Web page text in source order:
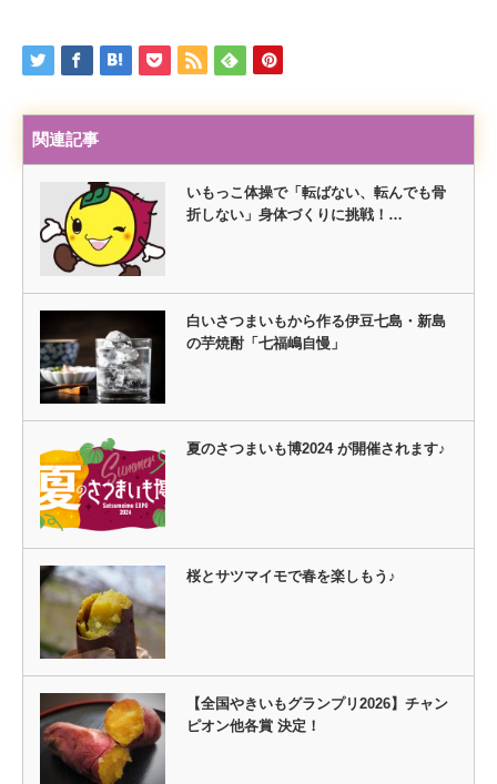
関連記事
いもっこ体操で「転ばない、転んでも骨
折しない」身体づくりに挑戦！…
白いさつまいもから作る伊豆七島・新島
の芋焼酎「七福嶋自慢」
夏のさつまいも博2024 が開催されます♪
桜とサツマイモで春を楽しもう♪
【全国やきいもグランプリ2026】チャン
ピオン他各賞 決定！